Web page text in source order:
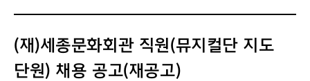
(재)세종문화회관 직원(뮤지컬단 지도
단원) 채용 공고(재공고)